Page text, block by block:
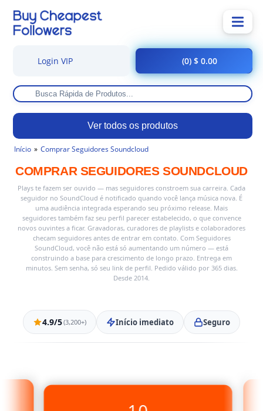
Ver todos os produtos
Login VIP (0) $ 0.00
Início Comprar Seguidores Soundcloud
COMPRAR SEGUIDORES SOUNDCLOUD
Plays te fazem ser ouvido — mas seguidores constroem sua carreira. Cada
seguidor no SoundCloud é notificado quando você lança música nova. É
uma audiência integrada esperando seu próximo release. Mais
seguidores também faz seu perfil parecer estabelecido, o que convence
novos ouvintes a ficar. Gravadoras, curadores de playlists e colaboradores
checam seguidores antes de entrar em contato. Com Seguidores
SoundCloud, você não está só aumentando um número — está
construindo a base para crescimento de longo prazo. Entrega em
minutos. Sem senha, só seu link de perfil. Pedido válido por 365 dias.
Desde 2014.
4.9/5(3,200+) Início imediato Seguro